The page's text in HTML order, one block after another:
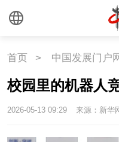
中国瓷
首页 > 中国发展门户
校园里的机器人
2026-05-13 09:29 来源：新华